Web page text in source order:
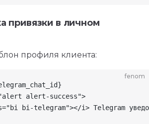
привязки в личном
профиля клиента:
fenom
}
alert-success">
bi-telegram"></i> Telegram